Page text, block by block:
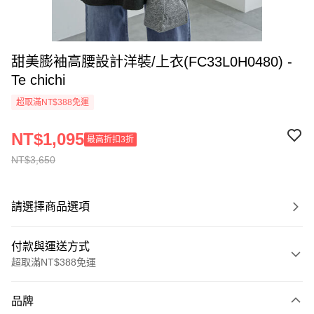
甜美膨袖高腰設計洋裝/上衣(FC33L0H0480) -
Te chichi
超取滿NT$388免運
NT$3,650
NT$1,095 最高折扣3折
請選擇商品選項
付款與運送方式
超取滿NT$388免運
信用卡一次付款
品牌